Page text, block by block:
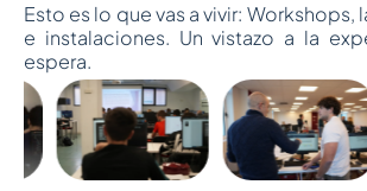
Esto es lo que vas a vivir: Workshops,
e instalaciones. Un vistazo a la
espera.